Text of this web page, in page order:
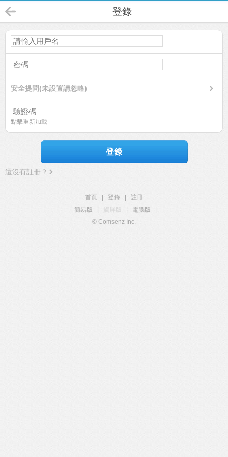
登錄
安全提問(未設置請忽略)
點擊重新加載
登錄
還沒有註冊？
首頁 登錄
註冊
簡易版
觸屏版 電腦版
© Comsenz Inc.